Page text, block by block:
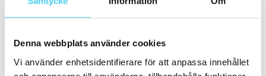
Denna webbplats använder cookies
Vi använder enhetsidentifierare för att anpassa innehållet
Granitkeramik Trend Brungrå
695 kr / m² 348 kr / m²
Granitkeramik Soft Beton Mid Grey Matt